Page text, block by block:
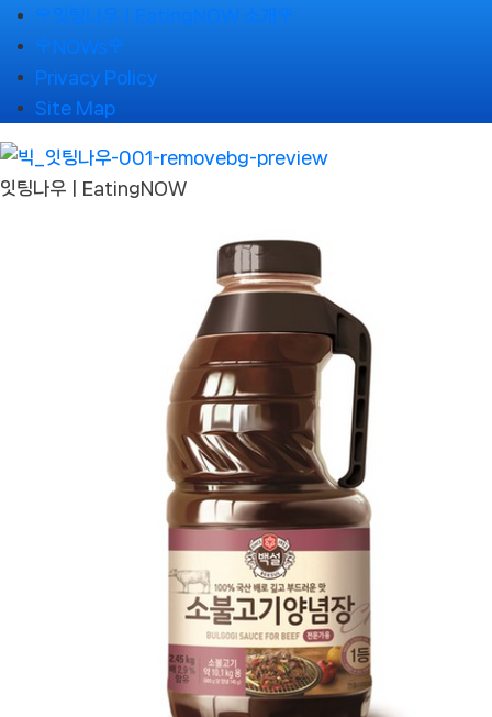
Skip
to
content
🌹잇팅나우ㅣEatingNOW 소개🌹
🌹NOWs🌹
Privacy Policy
Site Map
잇팅나우ㅣEatingNOW